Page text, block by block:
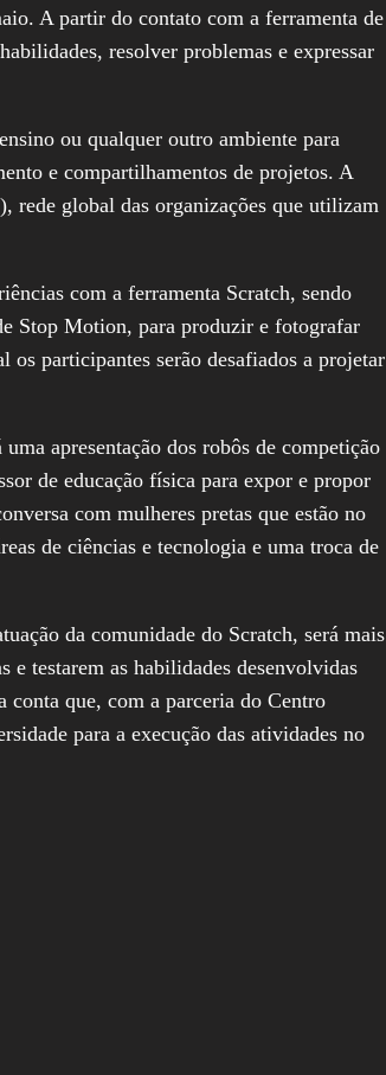
A partir do contato com a ferramenta de
resolver problemas e expressar
ou qualquer outro ambiente para
e compartilhamentos de projetos. A
rede global das organizações que utilizam
com a ferramenta Scratch, sendo
Stop Motion, para produzir e fotografar
os participantes serão desafiados a projetar
apresentação dos robôs de competição
de educação física para expor e propor
com mulheres pretas que estão no
de ciências e tecnologia e uma troca de
da comunidade do Scratch, será mais
e testarem as habilidades desenvolvidas
conta que, com a parceria do Centro
para a execução das atividades no